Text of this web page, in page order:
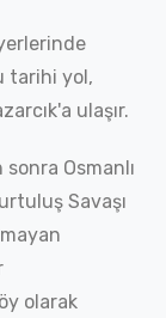
tarihi yol,
ulaşır.
Osmanlı
Savaşı
olarak